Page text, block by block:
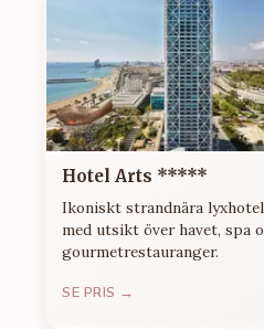
Hotel Arts *****
Ikoniskt strandnära
med utsikt över havet, spa
gourmetrestauranger.
SE PRIS →